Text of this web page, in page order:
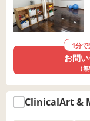
1分で
お問
（
ClinicalArt &